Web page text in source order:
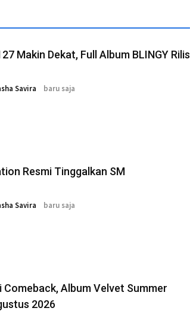
Makin Dekat, Full Album BLINGY Rilis
Savira baru saja
Resmi Tinggalkan SM
Savira baru saja
Comeback, Album Velvet Summer
2026